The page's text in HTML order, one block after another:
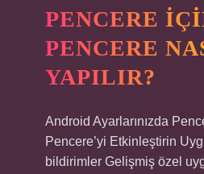
PENCERE
PENCERE
YAPILIR?
Android Ayarlarınızda
Pencere’yi Etkinleştirin
bildirimler Gelişmiş özel